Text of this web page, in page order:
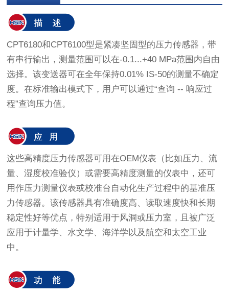
CPT6180和CPT6100型是紧凑坚固型的压力传感器，带
有串行输出，测量范围可以在-0.1...+40 MPa范围内自由
选择。该变送器可在全年保持0.01% IS-50的测量不确定
度。在标准输出模式下，用户可以通过“查询 -- 响应过
程”查询压力值。
这些高精度压力传感器可用在OEM仪表（比如压力、流
量、湿度校准验仪）或需要高精度测量的仪表中，还可
用作压力测量仪表或校准台自动化生产过程中的基准压
力传感器。该传感器具有准确度高、读取速度快和长期
稳定性好等优点，特别适用于风洞或压力室，且被广泛
应用于计量学、水文学、海洋学以及航空和太空工业
中。